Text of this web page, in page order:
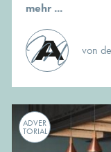
mehr ...
von
ADVER
TORIAL